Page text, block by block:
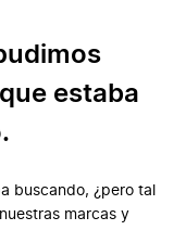
estaba
buscando, ¿pero tal
marcas y